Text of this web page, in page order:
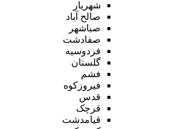
شهریار
صالح آباد
صباشهر
صفادشت
فردوسیه
گلستان
فشم
فیروزکوه
قدس
قرچک
قیامدشت